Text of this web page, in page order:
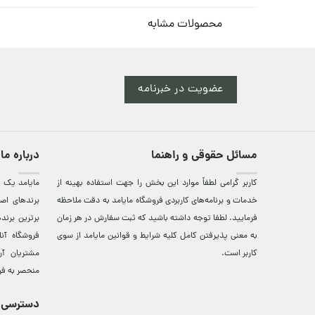
محصولات مشابه
عضویت در خبرنامه
مسائل حقوقی و راهنما
کاربر گرامی لطفاً موارد این بخش را جهت استفاده بهینه از
خدمات و برنامه‌‏های کاربردی فروشگاه مایامد به دقت ملاحظه
فرمایید. لطفا توجه داشته باشید که ثبت سفارش در هر زمان
به معنی پذیرفتن کامل کلیه شرایط و قوانین مایامد از سوی
کاربر است.
درباره ما
مایامد يک
برندهای
برترين‌
فروشگاه
مشتريان
منحصر به